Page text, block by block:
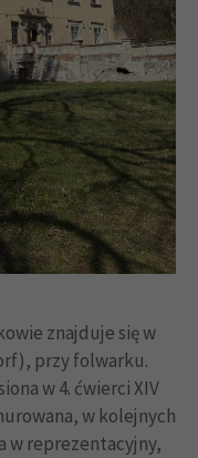
znajduje się w
przy folwarku.
w 4. ćwierci XIV
w kolejnych
w reprezentacyjny,